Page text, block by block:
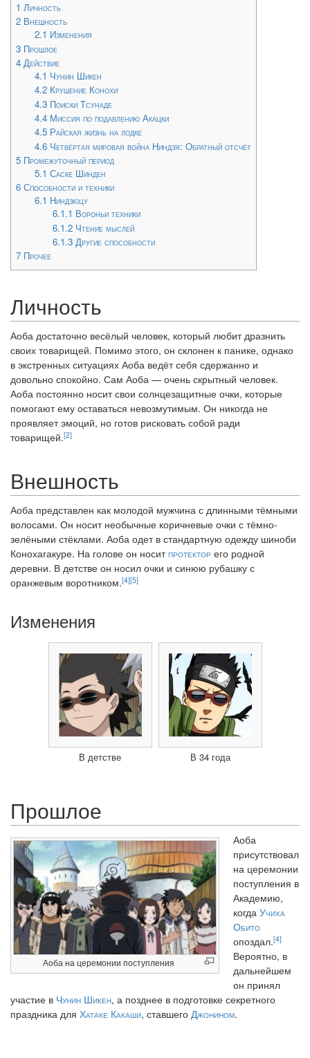
1 Личность
2 Внешность
2.1 Изменения
3 Прошлое
4 Действие
4.1 Чунин Шикен
4.2 Крушение Конохи
4.3 Поиски Тсунаде
4.4 Миссия по подавлению Акацки
4.5 Райская жизнь на лодке
4.6 Четвёртая мировая война Ниндзя: Обратный отсчёт
5 Промежуточный период
5.1 Саске Шинден
6 Способности и техники
6.1 Ниндзюцу
6.1.1 Вороньи техники
6.1.2 Чтение мыслей
6.1.3 Другие способности
7 Прочее
Личность
Аоба достаточно весёлый человек, который любит дразнить
своих товарищей. Помимо этого, он склонен к панике, однако
в экстренных ситуациях Аоба ведёт себя сдержанно и
довольно спокойно. Сам Аоба — очень скрытный человек.
Аоба постоянно носит свои солнцезащитные очки, которые
помогают ему оставаться невозмутимым. Он никогда не
проявляет эмоций, но готов рисковать собой ради
товарищей.[2]
Внешность
Аоба представлен как молодой мужчина с длинными тёмными
волосами. Он носит необычные коричневые очки с тёмно-
зелёными стёклами. Аоба одет в стандартную одежду шиноби
Конохагакуре. На голове он носитпротектор его родной
деревни. В детстве он носил очки и синюю рубашку с
оранжевым воротником.[4][5]
Изменения
В детстве В 34 года
Прошлое
Аоба на церемонии поступления
Аоба
присутствовал
на церемонии
поступления в
Академию,
когда Учиха
Обито
опоздал.[4]
Вероятно, в
дальнейшем
он принял
участие в Чунин Шикен, а позднее в подготовке секретного
праздника для Хатаке Какаши, ставшего Джонином.